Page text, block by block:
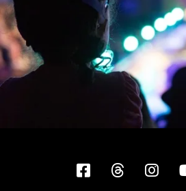
Facebook
Threads